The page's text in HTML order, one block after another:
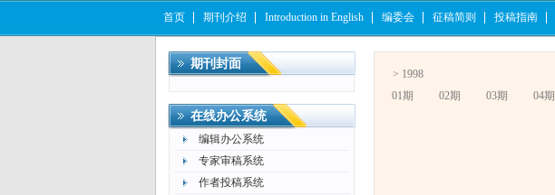
首页 期刊介绍 Introduction in English 编委会 征稿简则 投稿指南
期刊封面
在线办公系统
编辑办公系统
专家审稿系统
作者投稿系统
> 1998
01期
02期 03期 04期